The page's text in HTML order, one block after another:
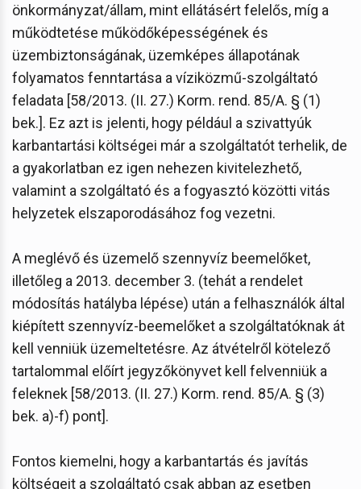
önkormányzat/állam, mint ellátásért felelős, míg a
működtetése működőképességének és
üzembiztonságának, üzemképes állapotának
folyamatos fenntartása a víziközmű-szolgáltató
feladata [58/2013. (II. 27.) Korm. rend. 85/A. § (1)
bek.]. Ez azt is jelenti, hogy például a szivattyúk
karbantartási költségei már a szolgáltatót terhelik, de
a gyakorlatban ez igen nehezen kivitelezhető,
valamint a szolgáltató és a fogyasztó közötti vitás
helyzetek elszaporodásához fog vezetni.
A meglévő és üzemelő szennyvíz beemelőket,
illetőleg a 2013. december 3. (tehát a rendelet
módosítás hatályba lépése) után a felhasználók által
kiépített szennyvíz-beemelőket a szolgáltatóknak át
kell venniük üzemeltetésre. Az átvételről kötelező
tartalommal előírt jegyzőkönyvet kell felvenniük a
feleknek [58/2013. (II. 27.) Korm. rend. 85/A. § (3)
bek. a)-f) pont].
Fontos kiemelni, hogy a karbantartás és javítás
költségeit a szolgáltató csak abban az esetben